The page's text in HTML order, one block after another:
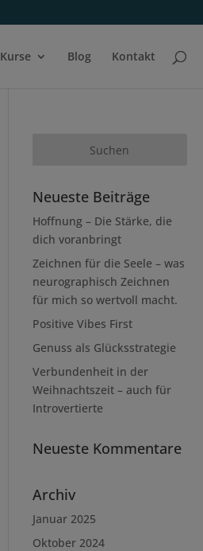
Blog Kontakt
Neueste Beiträge
Hoffnung – Die Stärke, die
dich voranbringt
Zeichnen für die Seele – was
neurographisch Zeichnen
für mich so wertvoll macht.
Positive Vibes First
Genuss als Glücksstrategie
Verbundenheit in der
Weihnachtszeit – auch für
Introvertierte
Neueste Kommentare
Archiv
Januar 2025
Oktober 2024